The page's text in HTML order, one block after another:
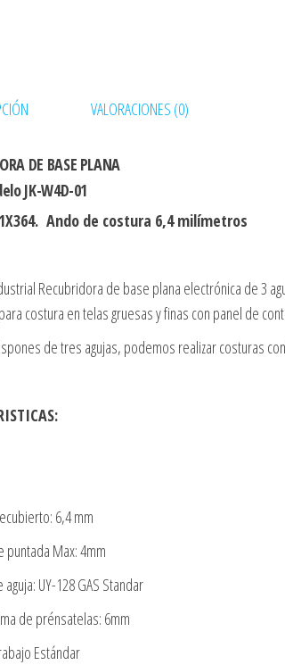
VALORACIONES (0)
DE BASE PLANA
JK-W4D-01
Ando de costura 6,4 milímetros
Recubridora de base plana electrónica de 3
costura en telas gruesas y finas con panel de
de tres agujas, podemos realizar costuras
6,4 mm
puntada Max: 4mm
UY-128 GAS Standar
de prénsatelas: 6mm
Estándar